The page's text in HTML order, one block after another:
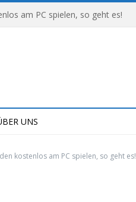
am PC spielen, so geht es!
UNS
kostenlos am PC spielen, so geht es!